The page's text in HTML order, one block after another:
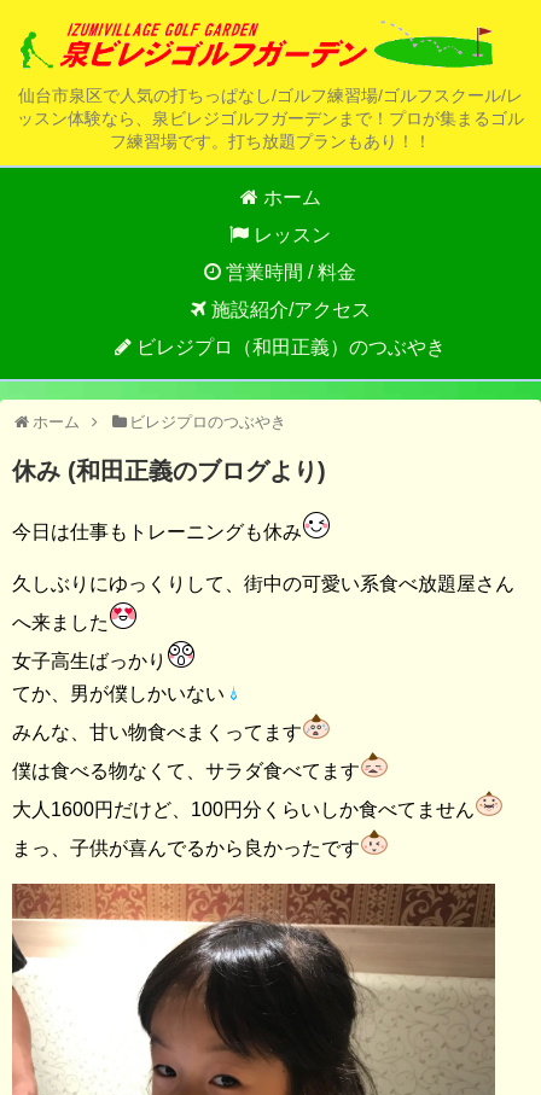
仙台市泉区で人気の打ちっぱなし/ゴルフ練習場/ゴルフスクール/レ
ッスン体験なら、泉ビレジゴルフガーデンまで！プロが集まるゴル
フ練習場です。打ち放題プランもあり！！
ホーム
レッスン
営業時間 / 料金
施設紹介/アクセス
ビレジプロ（和田正義）のつぶやき
ホーム ビレジプロのつぶやき
休み (和田正義のブログより)
今日は仕事もトレーニングも休み
久しぶりにゆっくりして、街中の可愛い系食べ放題屋さん
へ来ました
女子高生ばっかり
てか、男が僕しかいない
みんな、甘い物食べまくってます
僕は食べる物なくて、サラダ食べてます
大人1600円だけど、100円分くらいしか食べてません
まっ、子供が喜んでるから良かったです